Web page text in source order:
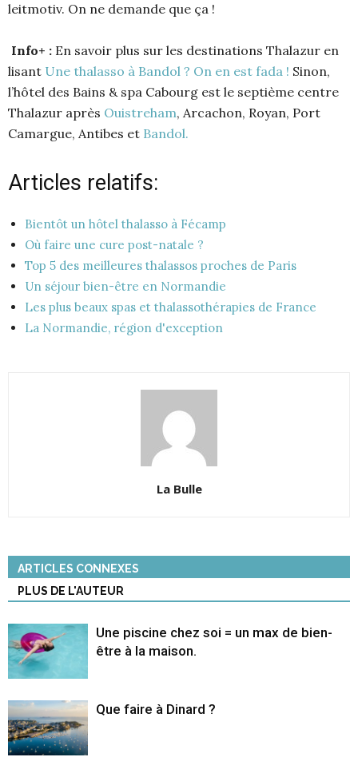
leitmotiv. On ne demande que ça !
Info+ : En savoir plus sur les destinations Thalazur en
lisant Une thalasso à Bandol ? On en est fada ! Sinon,
l’hôtel des Bains & spa Cabourg est le septième centre
Thalazur après Ouistreham, Arcachon, Royan, Port
Camargue, Antibes et Bandol.
Articles relatifs:
Bientôt un hôtel thalasso à Fécamp
Où faire une cure post-natale ?
Top 5 des meilleures thalassos proches de Paris
Un séjour bien-être en Normandie
Les plus beaux spas et thalassothérapies de France
La Normandie, région d'exception
La Bulle
ARTICLES CONNEXES
PLUS DE L'AUTEUR
Une piscine chez soi = un max de bien-
être à la maison.
Que faire à Dinard ?